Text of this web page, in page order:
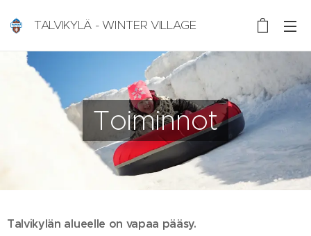
TALVIKYLÄ - WINTER VILLAGE
Toiminnot
Talvikylän alueelle on vapaa pääsy.